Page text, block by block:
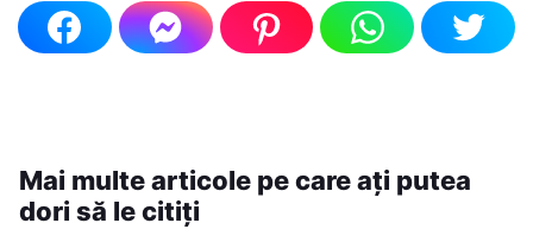
Mai multe articole pe care ați putea
dori să le citiți